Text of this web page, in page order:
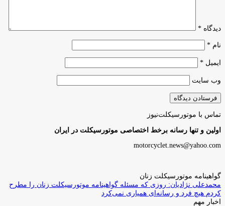
دیدگاه *
نام *
ایمیل *
وب‌ سایت
تماس با موتورسیکلت‌نیوز
اولین و تنها رسانه برخط اختصاصی موتورسیکلت در ایران
motorcyclet.news@yahoo.com
گواهینامه موتورسیکلت زنان
محمدعلی نژادیان: روزی که مسئله گواهینامه موتورسیکلت زنان را مطرح
کردم هیچ فرد و رسانه‌ای همیاری نمی‌کرد
اخبار مهم